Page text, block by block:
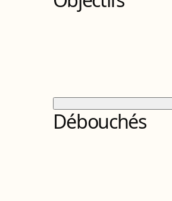
Débouchés